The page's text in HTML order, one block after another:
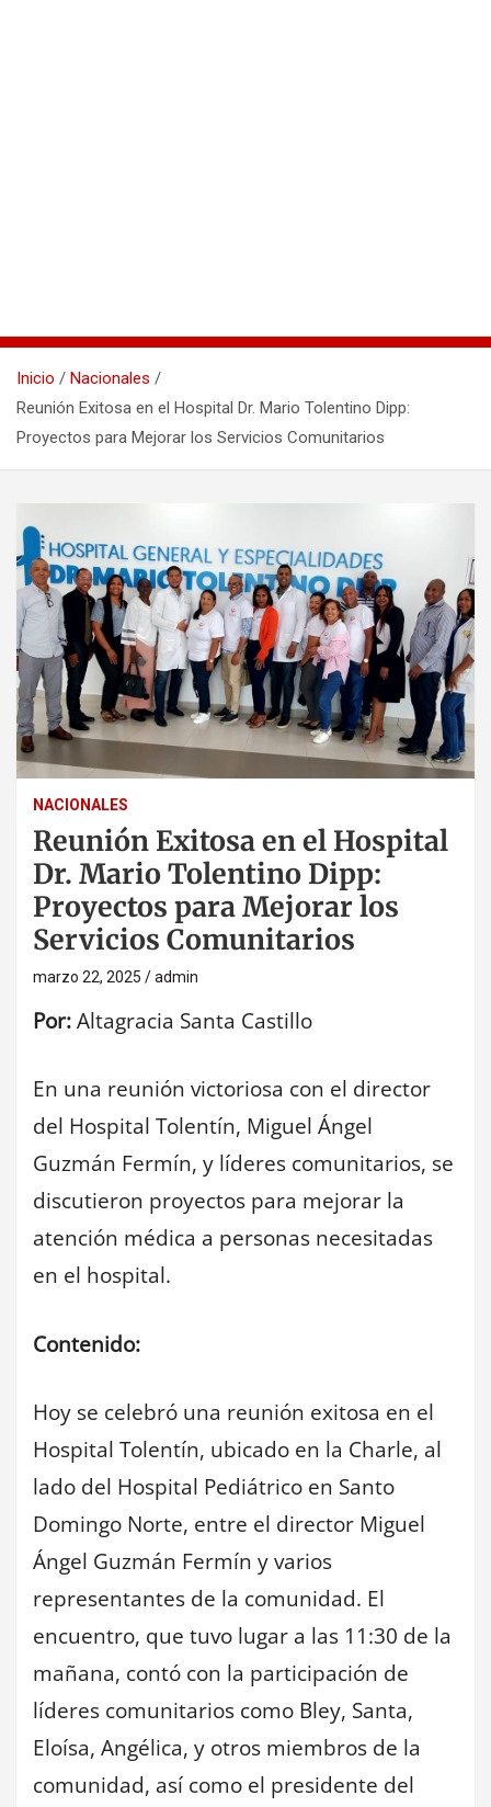
Inicio
Nacionales
Reunión Exitosa en el Hospital Dr. Mario Tolentino Dipp:
Proyectos para Mejorar los Servicios Comunitarios
NACIONALES
Reunión Exitosa en el Hospital
Dr. Mario Tolentino Dipp:
Proyectos para Mejorar los
Servicios Comunitarios
marzo 22, 2025 admin
Por:Altagracia Santa Castillo
En una reunión victoriosa con el director
del Hospital Tolentín, Miguel Ángel
Guzmán Fermín, y líderes comunitarios, se
discutieron proyectos para mejorar la
atención médica a personas necesitadas
en el hospital.
Contenido:
Hoy se celebró una reunión exitosa en el
Hospital Tolentín, ubicado en la Charle, al
lado del Hospital Pediátrico en Santo
Domingo Norte, entre el director Miguel
Ángel Guzmán Fermín y varios
representantes de la comunidad. El
encuentro, que tuvo lugar a las 11:30 de la
mañana, contó con la participación de
líderes comunitarios como Bley, Santa,
Eloísa, Angélica, y otros miembros de la
comunidad, así como el presidente del